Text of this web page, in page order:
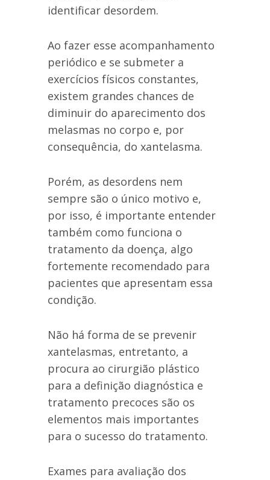
identificar desordem.
Ao fazer esse acompanhamento
periódico e se submeter a
exercícios físicos constantes,
existem grandes chances de
diminuir do aparecimento dos
melasmas no corpo e, por
consequência, do xantelasma.
Porém, as desordens nem
sempre são o único motivo e,
por isso, é importante entender
também como funciona o
tratamento da doença, algo
fortemente recomendado para
pacientes que apresentam essa
condição.
Não há forma de se prevenir
xantelasmas, entretanto, a
procura ao cirurgião plástico
para a definição diagnóstica e
tratamento precoces são os
elementos mais importantes
para o sucesso do tratamento.
Exames para avaliação dos